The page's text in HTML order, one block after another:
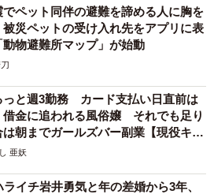
でペット同伴の避難を諦める人に胸を
災ペットの受け入れ先をアプリに表
動物避難所マップ」が始動
っと週3勤務 カード支払い日直前は
金に追われる風俗嬢 それでも足り
朝までガールズバー副業【現役キャ
材】
亜妖
ライチ岩井勇気と年の差婚から3年、